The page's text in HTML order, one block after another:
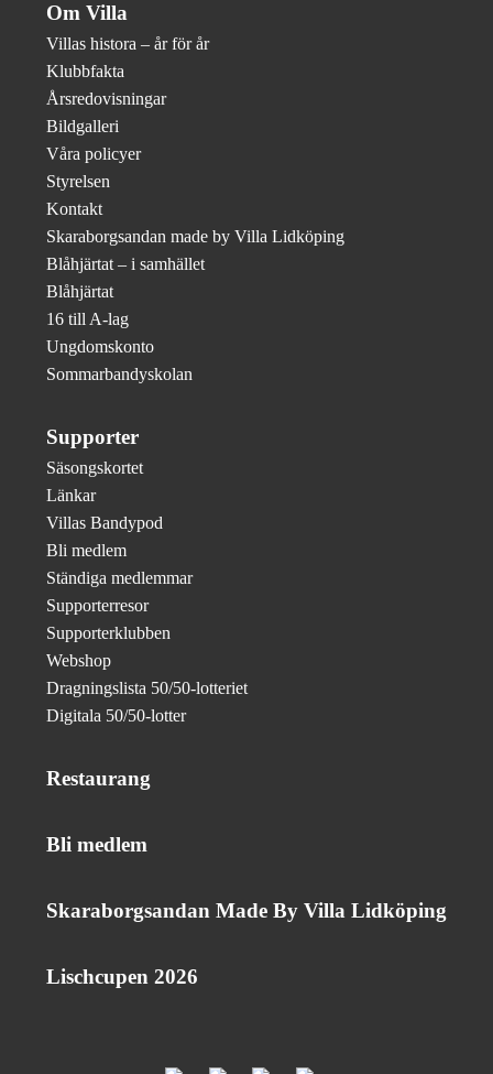
Om Villa
Villas histora – år för år
Klubbfakta
Årsredovisningar
Bildgalleri
Våra policyer
Styrelsen
Kontakt
Skaraborgsandan made by Villa Lidköping
Blåhjärtat – i samhället
Blåhjärtat
16 till A-lag
Ungdomskonto
Sommarbandyskolan
Supporter
Säsongskortet
Länkar
Villas Bandypod
Bli medlem
Ständiga medlemmar
Supporterresor
Supporterklubben
Webshop
Dragningslista 50/50-lotteriet
Digitala 50/50-lotter
Restaurang
Bli medlem
Skaraborgsandan Made By Villa Lidköping
Lischcupen 2026